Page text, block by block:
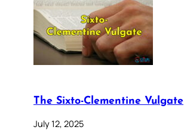
The Sixto-Clementine Vulgate
July 12, 2025